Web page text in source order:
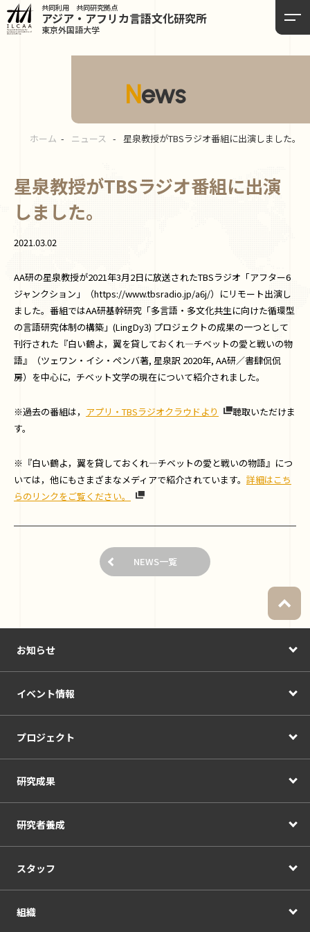
共同利用 共同研究拠点
アジア・アフリカ言語文化研究所
東京外国語大学
News
ホーム ニュース 星泉教授がTBSラジオ番組に出演しました。
星泉教授がTBSラジオ番組に出演
しました。
2021.03.02
AA研の星泉教授が2021年3月2日に放送されたTBSラジオ「アフター6
ジャンクション」（https://www.tbsradio.jp/a6j/）にリモート出演し
ました。番組ではAA研基幹研究「多言語・多文化共生に向けた循環型
の言語研究体制の構築」(LingDy3) プロジェクトの成果の一つとして
刊行された『白い鶴よ，翼を貸しておくれ―チベットの愛と戦いの物
語』（ツェワン・イシ・ペンバ著, 星泉訳 2020年, AA研／書肆侃侃
房）を中心に，チベット文学の現在について紹介されました。
※過去の番組は， アプリ・TBSラジオクラウドより
聴取いただけま
す。
※『白い鶴よ，翼を貸しておくれ―チベットの愛と戦いの物語』につ
いては，他にもさまざまなメディアで紹介されています。 詳細はこち
らのリンクをご覧ください。
NEWS一覧
お知らせ
イベント情報
プロジェクト
研究成果
研究者養成
スタッフ
組織